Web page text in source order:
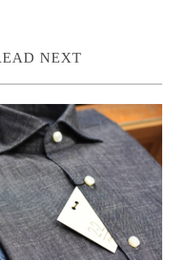
NEXT